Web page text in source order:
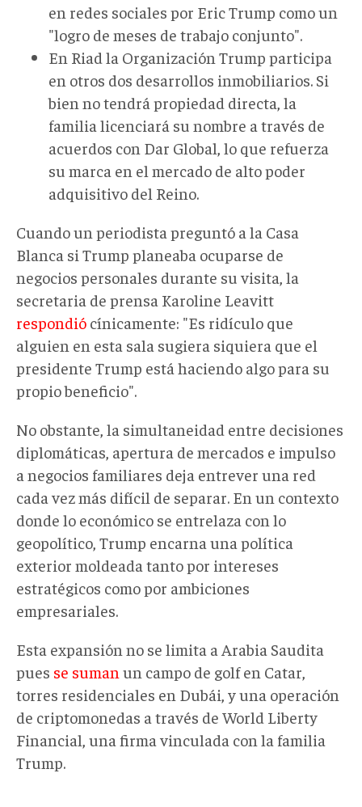
en redes sociales por Eric Trump como un
"logro de meses de trabajo conjunto".
En Riad la Organización Trump participa
en otros dos desarrollos inmobiliarios. Si
bien no tendrá propiedad directa, la
familia licenciará su nombre a través de
acuerdos con Dar Global, lo que refuerza
su marca en el mercado de alto poder
adquisitivo del Reino.
Cuando un periodista preguntó a la Casa
Blanca si Trump planeaba ocuparse de
negocios personales durante su visita, la
secretaria de prensa Karoline Leavitt
respondió cínicamente: "Es ridículo que
alguien en esta sala sugiera siquiera que el
presidente Trump está haciendo algo para su
propio beneficio".
No obstante, la simultaneidad entre decisiones
diplomáticas, apertura de mercados e impulso
a negocios familiares deja entrever una red
cada vez más difícil de separar. En un contexto
donde lo económico se entrelaza con lo
geopolítico, Trump encarna una política
exterior moldeada tanto por intereses
estratégicos como por ambiciones
empresariales.
Esta expansión no se limita a Arabia Saudita
pues se suman un campo de golf en Catar,
torres residenciales en Dubái, y una operación
de criptomonedas a través de World Liberty
Financial, una firma vinculada con la familia
Trump.